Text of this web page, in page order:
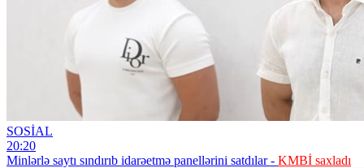
SOSİAL
20:20
Minlərlə saytı sındırıb idarəetmə panellərini satdılar - KMBİ saxladı